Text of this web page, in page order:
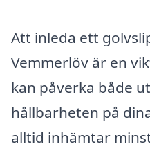
Att inleda ett
Vemmerlöv är en
kan påverka både
hållbarheten på
alltid inhämtar